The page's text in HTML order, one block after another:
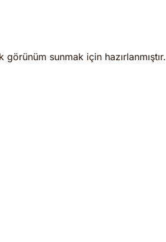
sunmak için hazırlanmıştır.